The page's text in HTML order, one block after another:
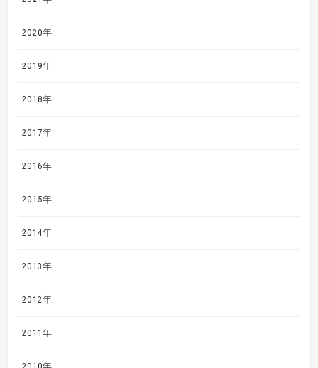
2020年
2019年
2018年
2017年
2016年
2015年
2014年
2013年
2012年
2011年